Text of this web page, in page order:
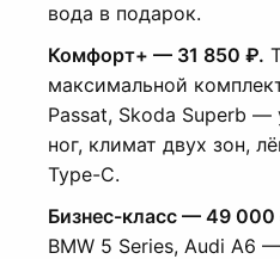
вода в подарок.
Комфорт+ — 31 850 ₽.
максимальной
Passat, Skoda Superb —
ног, климат двух зон,
Type-C.
Бизнес-класс — 49 000
BMW 5 Series, Audi A6